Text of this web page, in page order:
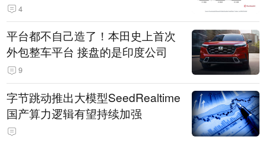
4
平台都不自己造了！本田史上首次
外包整车平台 接盘的是印度公司
9
字节跳动推出大模型SeedRealtime
国产算力逻辑有望持续加强